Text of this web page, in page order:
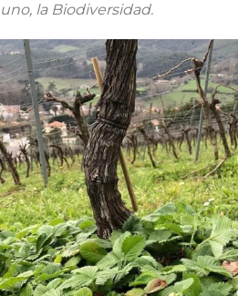
uno, la Biodiversidad.